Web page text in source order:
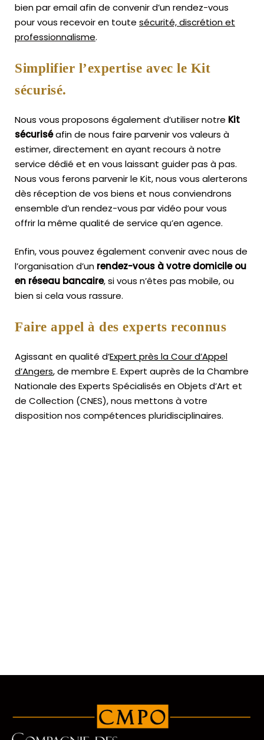
bien par email afin de convenir d’un rendez-vous
pour vous recevoir en toute sécurité, discrétion et
professionnalisme.
Simplifier l’expertise avec le Kit
sécurisé.
Nous vous proposons également d’utiliser notre Kit
sécuriséafin de nous faire parvenir vos valeurs à
estimer, directement en ayant recours à notre
service dédié et en vous laissant guider pas à pas.
Nous vous ferons parvenir le Kit, nous vous alerterons
dès réception de vos biens et nous conviendrons
ensemble d’un rendez-vous par vidéo pour vous
offrir la même qualité de service qu’en agence.
Enfin, vous pouvez également convenir avec nous de
l’organisation d’un rendez-vous à votre domicile ou
en réseau bancaire, si vous n’êtes pas mobile, ou
bien si cela vous rassure.
Faire appel à des experts reconnus
Agissant en qualité d’Expert près la Cour d’Appel
d’Angers, de membre E. Expert auprès de laChambre
Nationale des Experts Spécialisés en Objets d’Art et
de Collection (CNES),nous mettons à votre
disposition nos compétences pluridisciplinaires.